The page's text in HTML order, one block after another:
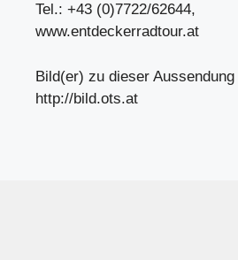
Tel.: +43 (0)7722/62644,
www.entdeckerradtour.at
Bild(er) zu dieser
http://bild.ots.at